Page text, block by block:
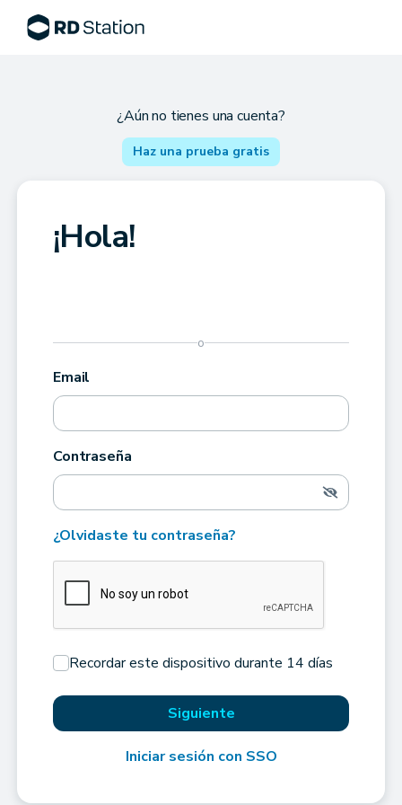
¿Aún no tienes una cuenta?
Haz una prueba gratis
¡Hola!
o
Email
Contraseña
¿Olvidaste tu contraseña?
Recordar este dispositivo durante 14 días
Siguiente
Iniciar sesión con SSO